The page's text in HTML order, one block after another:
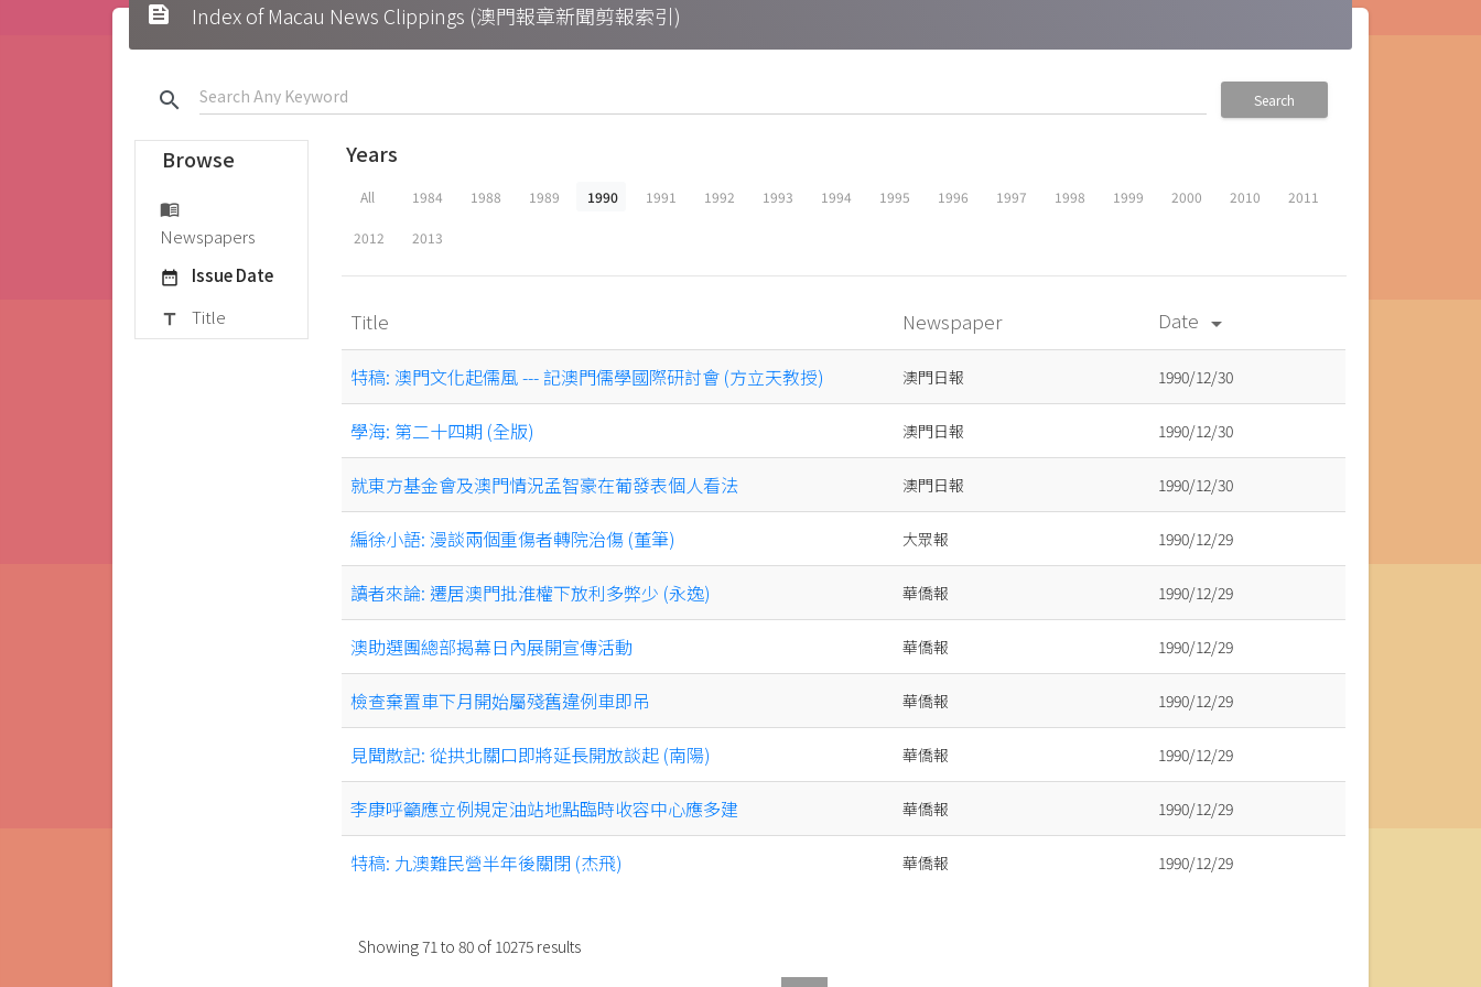
feed Index of Macau News Clippings (澳門報章新聞剪報索引)
search Search
Browse
menu_book
Newspapers
date_range Issue Date
title Title
Years
All 1984 1988 1989 1990 1991 1992 1993 1994 1995 1996 1997 1998 1999 2000 2010 2011
2012 2013
Title Newspaper Date arrow_drop_down
特稿: 澳門文化起儒風 --- 記澳門儒學國際研討會 (方立天教授) 澳門日報 1990/12/30
學海: 第二十四期 (全版) 澳門日報 1990/12/30
就東方基金會及澳門情況孟智豪在葡發表個人看法 澳門日報 1990/12/30
編徐小語: 漫談兩個重傷者轉院治傷 (董筆) 大眾報 1990/12/29
讀者來論: 遷居澳門批淮權下放利多弊少 (永逸) 華僑報 1990/12/29
澳助選團總部揭幕日內展開宣傳活動 華僑報 1990/12/29
檢查棄置車下月開始屬殘舊違例車即吊 華僑報 1990/12/29
見聞散記: 從拱北關口即將延長開放談起 (南陽) 華僑報 1990/12/29
李康呼籲應立例規定油站地點臨時收容中心應多建 華僑報 1990/12/29
特稿: 九澳難民營半年後關閉 (杰飛) 華僑報 1990/12/29
Showing71to80 of 10275 results